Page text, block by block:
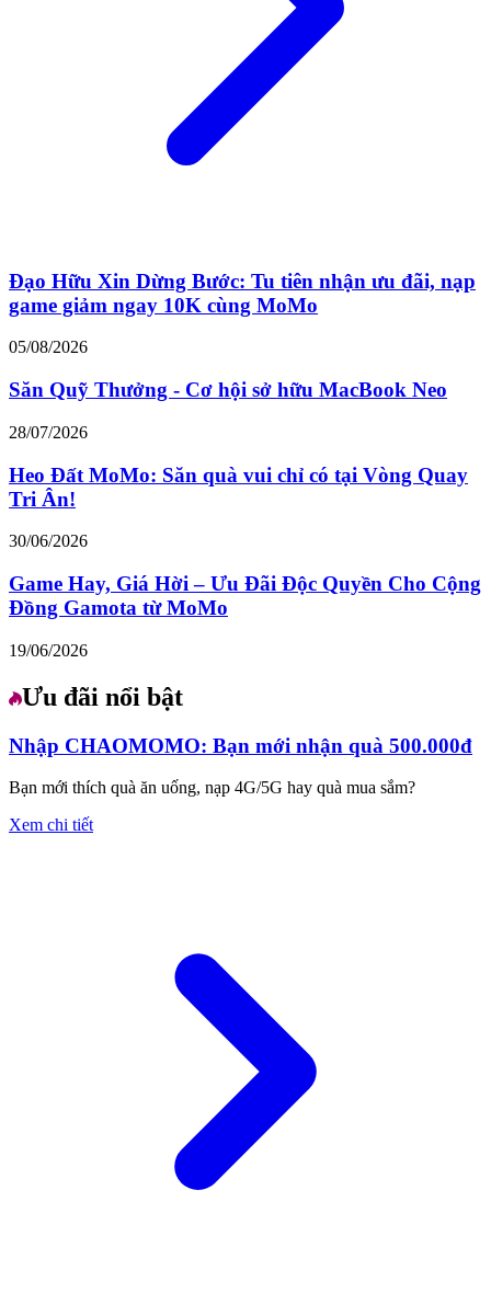
Đạo Hữu Xin Dừng Bước: Tu tiên nhận ưu đãi, nạp
game giảm ngay 10K cùng MoMo
05/08/2026
Săn Quỹ Thưởng - Cơ hội sở hữu MacBook Neo
28/07/2026
Heo Đất MoMo: Săn quà vui chỉ có tại Vòng Quay
Tri Ân!
30/06/2026
Game Hay, Giá Hời – Ưu Đãi Độc Quyền Cho Cộng
Đồng Gamota từ MoMo
19/06/2026
Ưu đãi nổi bật
Nhập CHAOMOMO: Bạn mới nhận quà 500.000đ
Bạn mới thích quà ăn uống, nạp 4G/5G hay quà mua sắm?
Xem chi tiết